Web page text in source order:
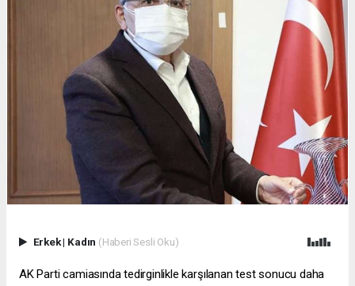
Erkek| Kadın (Haberi Sesli Oku)
AK Parti camiasında tedirginlikle karşılanan test sonucu daha